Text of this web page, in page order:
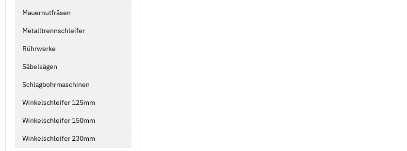
Mauernutfräsen
Metalltrennschleifer
Rührwerke
Säbelsägen
Schlagbohrmaschinen
Winkelschleifer 125mm
Winkelschleifer 150mm
Winkelschleifer 230mm